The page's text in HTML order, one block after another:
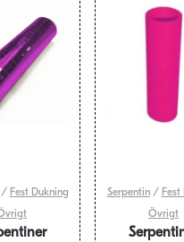
Fest Dukning
Serpentin/ Fest
Övrigt